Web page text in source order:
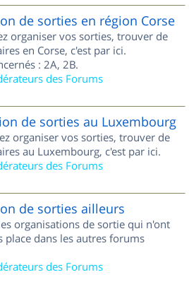
de sorties en région Corse
organiser vos sorties, trouver de
en Corse, c'est par ici.
: 2A, 2B.
des Forums
de sorties au Luxembourg
organiser vos sorties, trouver de
au Luxembourg, c'est par ici.
des Forums
de sorties ailleurs
organisations de sortie qui n'ont
place dans les autres forums
des Forums